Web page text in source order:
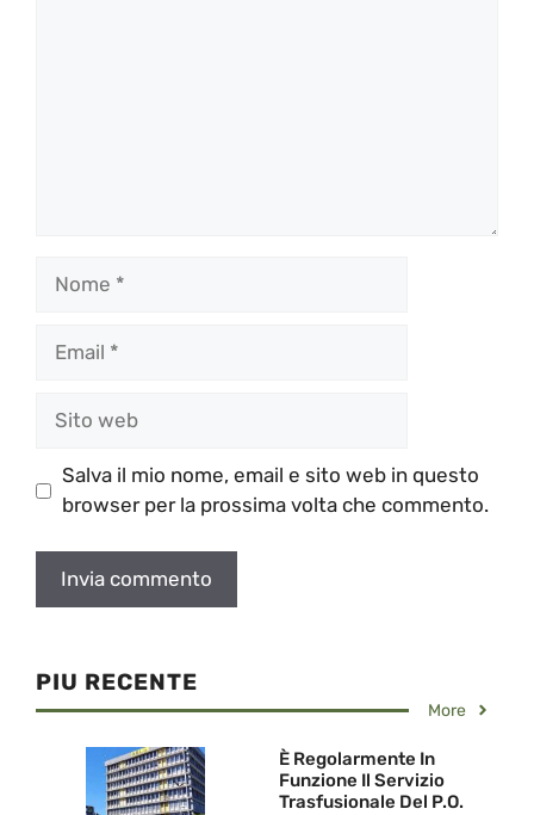
Salva il mio nome, email e sito web in questo
browser per la prossima volta che commento.
PIU RECENTE
More
È Regolarmente In
Funzione Il Servizio
Trasfusionale Del P.O.